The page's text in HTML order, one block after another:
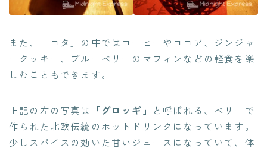
また、「コタ」の中ではコーヒーやココア、ジンジャ
ークッキー、ブルーベリーのマフィンなどの軽食を楽
しむこともできます。
上記の左の写真は 「グロッギ」
と呼ばれる、ベリーで
作られた北欧伝統のホットドリンクになっています。
少しスパイスの効いた甘いジュースになっていて、体